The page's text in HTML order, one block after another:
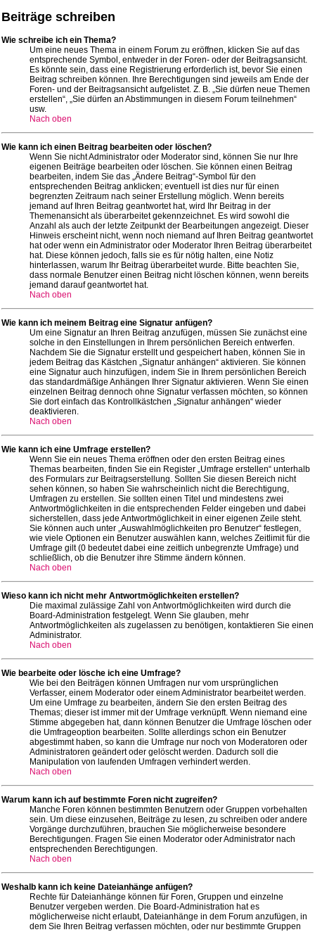
Beiträge schreiben
Wie schreibe ich ein Thema?
Um eine neues Thema in einem Forum zu eröffnen, klicken Sie auf das
entsprechende Symbol, entweder in der Foren- oder der Beitragsansicht.
Es könnte sein, dass eine Registrierung erforderlich ist, bevor Sie einen
Beitrag schreiben können. Ihre Berechtigungen sind jeweils am Ende der
Foren- und der Beitragsansicht aufgelistet. Z. B. „Sie dürfen neue Themen
erstellen“, „Sie dürfen an Abstimmungen in diesem Forum teilnehmen“
usw.
Nach oben
Wie kann ich einen Beitrag bearbeiten oder löschen?
Wenn Sie nicht Administrator oder Moderator sind, können Sie nur Ihre
eigenen Beiträge bearbeiten oder löschen. Sie können einen Beitrag
bearbeiten, indem Sie das „Ändere Beitrag“-Symbol für den
entsprechenden Beitrag anklicken; eventuell ist dies nur für einen
begrenzten Zeitraum nach seiner Erstellung möglich. Wenn bereits
jemand auf Ihren Beitrag geantwortet hat, wird Ihr Beitrag in der
Themenansicht als überarbeitet gekennzeichnet. Es wird sowohl die
Anzahl als auch der letzte Zeitpunkt der Bearbeitungen angezeigt. Dieser
Hinweis erscheint nicht, wenn noch niemand auf Ihren Beitrag geantwortet
hat oder wenn ein Administrator oder Moderator Ihren Beitrag überarbeitet
hat. Diese können jedoch, falls sie es für nötig halten, eine Notiz
hinterlassen, warum Ihr Beitrag überarbeitet wurde. Bitte beachten Sie,
dass normale Benutzer einen Beitrag nicht löschen können, wenn bereits
jemand darauf geantwortet hat.
Nach oben
Wie kann ich meinem Beitrag eine Signatur anfügen?
Um eine Signatur an Ihren Beitrag anzufügen, müssen Sie zunächst eine
solche in den Einstellungen in Ihrem persönlichen Bereich entwerfen.
Nachdem Sie die Signatur erstellt und gespeichert haben, können Sie in
jedem Beitrag das Kästchen „Signatur anhängen“ aktivieren. Sie können
eine Signatur auch hinzufügen, indem Sie in Ihrem persönlichen Bereich
das standardmäßige Anhängen Ihrer Signatur aktivieren. Wenn Sie einen
einzelnen Beitrag dennoch ohne Signatur verfassen möchten, so können
Sie dort einfach das Kontrollkästchen „Signatur anhängen“ wieder
deaktivieren.
Nach oben
Wie kann ich eine Umfrage erstellen?
Wenn Sie ein neues Thema eröffnen oder den ersten Beitrag eines
Themas bearbeiten, finden Sie ein Register „Umfrage erstellen“ unterhalb
des Formulars zur Beitragserstellung. Sollten Sie diesen Bereich nicht
sehen können, so haben Sie wahrscheinlich nicht die Berechtigung,
Umfragen zu erstellen. Sie sollten einen Titel und mindestens zwei
Antwortmöglichkeiten in die entsprechenden Felder eingeben und dabei
sicherstellen, dass jede Antwortmöglichkeit in einer eigenen Zeile steht.
Sie können auch unter „Auswahlmöglichkeiten pro Benutzer“ festlegen,
wie viele Optionen ein Benutzer auswählen kann, welches Zeitlimit für die
Umfrage gilt (0 bedeutet dabei eine zeitlich unbegrenzte Umfrage) und
schließlich, ob die Benutzer ihre Stimme ändern können.
Nach oben
Wieso kann ich nicht mehr Antwortmöglichkeiten erstellen?
Die maximal zulässige Zahl von Antwortmöglichkeiten wird durch die
Board-Administration festgelegt. Wenn Sie glauben, mehr
Antwortmöglichkeiten als zugelassen zu benötigen, kontaktieren Sie einen
Administrator.
Nach oben
Wie bearbeite oder lösche ich eine Umfrage?
Wie bei den Beiträgen können Umfragen nur vom ursprünglichen
Verfasser, einem Moderator oder einem Administrator bearbeitet werden.
Um eine Umfrage zu bearbeiten, ändern Sie den ersten Beitrag des
Themas; dieser ist immer mit der Umfrage verknüpft. Wenn niemand eine
Stimme abgegeben hat, dann können Benutzer die Umfrage löschen oder
die Umfrageoption bearbeiten. Sollte allerdings schon ein Benutzer
abgestimmt haben, so kann die Umfrage nur noch von Moderatoren oder
Administratoren geändert oder gelöscht werden. Dadurch soll die
Manipulation von laufenden Umfragen verhindert werden.
Nach oben
Warum kann ich auf bestimmte Foren nicht zugreifen?
Manche Foren können bestimmten Benutzern oder Gruppen vorbehalten
sein. Um diese einzusehen, Beiträge zu lesen, zu schreiben oder andere
Vorgänge durchzuführen, brauchen Sie möglicherweise besondere
Berechtigungen. Fragen Sie einen Moderator oder Administrator nach
entsprechenden Berechtigungen.
Nach oben
Weshalb kann ich keine Dateianhänge anfügen?
Rechte für Dateianhänge können für Foren, Gruppen und einzelne
Benutzer vergeben werden. Die Board-Administration hat es
möglicherweise nicht erlaubt, Dateianhänge in dem Forum anzufügen, in
dem Sie Ihren Beitrag verfassen möchten, oder nur bestimmte Gruppen